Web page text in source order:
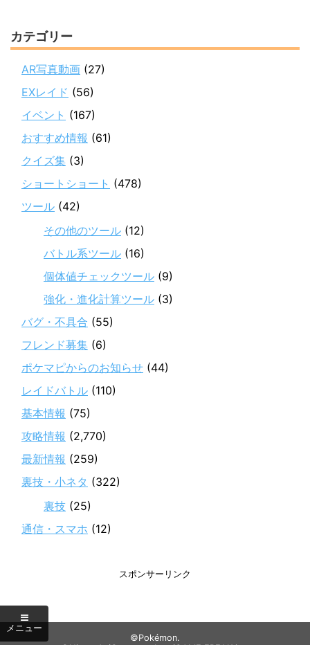
カテゴリー
AR写真動画 (27)
EXレイド (56)
イベント (167)
おすすめ情報 (61)
クイズ集 (3)
ショートショート (478)
ツール (42)
その他のツール (12)
バトル系ツール (16)
個体値チェックツール (9)
強化・進化計算ツール (3)
バグ・不具合 (55)
フレンド募集 (6)
ポケマピからのお知らせ (44)
レイドバトル (110)
基本情報 (75)
攻略情報 (2,770)
最新情報 (259)
裏技・小ネタ (322)
裏技 (25)
通信・スマホ (12)
スポンサーリンク
©Pokémon.